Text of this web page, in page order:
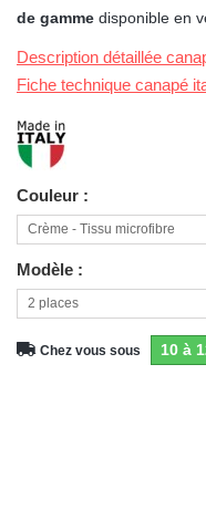
de gamme disponible en
Description détaillée
Fiche technique canapé
Couleur :
Crème - Tissu microfibre
Modèle :
2 places
Chez vous sous 10 à